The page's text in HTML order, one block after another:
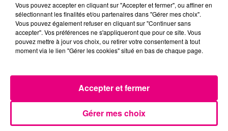
Vous pouvez accepter en cliquant sur "Accepter et fermer", ou affiner en
sélectionnant les finalités et/ou partenaires dans "Gérer mes choix".
Vous pouvez également refuser en cliquant sur "Continuer sans
accepter". Vos préférences ne s'appliqueront que pour ce site. Vous
pouvez mettre à jour vos choix, ou retirer votre consentement à tout
moment via le lien "Gérer les cookies" situé en bas de chaque page.
Gérer mes choix
Accepter et fermer